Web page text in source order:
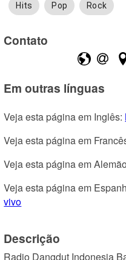
Hits Pop Rock
Contato
Em outras línguas
Veja esta página em Inglês:
Veja esta página em
Veja esta página em
Veja esta página em
vivo
Descrição
Radio Dangdut Indonesia